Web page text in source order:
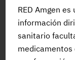
RED Amgen
información
sanitario
medicamentos
pacientes
es la